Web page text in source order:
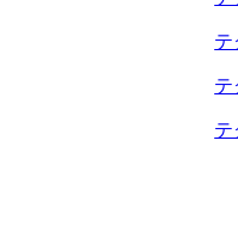
テ
テ
テ